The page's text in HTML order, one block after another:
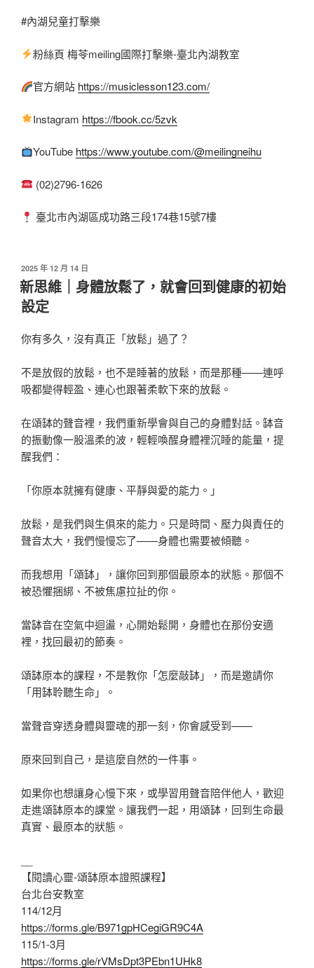
#內湖兒童打擊樂
粉絲頁 梅苓meiling國際打擊樂-臺北內湖教室
官方網站 https://musiclesson123.com/
Instagram https://fbook.cc/5zvk
YouTube https://www.youtube.com/@meilingneihu
(02)2796-1626
臺北市內湖區成功路三段174巷15號7樓
2025 年 12 月 14 日
新思維｜身體放鬆了，就會回到健康的初始
設定
你有多久，沒有真正「放鬆」過了？
不是放假的放鬆，也不是睡著的放鬆，而是那種——連呼
吸都變得輕盈、連心也跟著柔軟下來的放鬆。
在頌缽的聲音裡，我們重新學會與自己的身體對話。缽音
的振動像一股溫柔的波，輕輕喚醒身體裡沉睡的能量，提
醒我們：
「你原本就擁有健康、平靜與愛的能力。」
放鬆，是我們與生俱來的能力。只是時間、壓力與責任的
聲音太大，我們慢慢忘了——身體也需要被傾聽。
而我想用「頌缽」，讓你回到那個最原本的狀態。那個不
被恐懼捆綁、不被焦慮拉扯的你。
當缽音在空氣中迴盪，心開始鬆開，身體也在那份安適
裡，找回最初的節奏。
頌缽原本的課程，不是教你「怎麼敲缽」，而是邀請你
「用缽聆聽生命」。
當聲音穿透身體與靈魂的那一刻，你會感受到——
原來回到自己，是這麼自然的一件事。
如果你也想讓身心慢下來，或學習用聲音陪伴他人，歡迎
走進頌缽原本的課堂。讓我們一起，用頌缽，回到生命最
真實、最原本的狀態。
【閱讀心靈-頌缽原本證照課程】
台北台安教室
114/12月
https://forms.gle/B971gpHCegiGR9C4A
115/1-3月
https://forms.gle/rVMsDpt3PEbn1UHk8